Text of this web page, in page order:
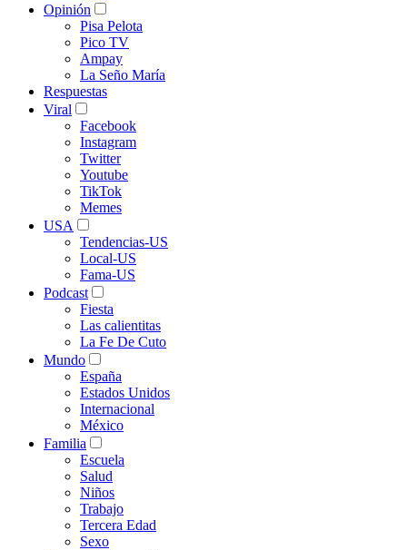
Opinión
Pisa Pelota
Pico TV
Ampay
La Seño María
Respuestas
Viral
Facebook
Instagram
Twitter
Youtube
TikTok
Memes
USA
Tendencias-US
Local-US
Fama-US
Podcast
Fiesta
Las calientitas
La Fe De Cuto
Mundo
España
Estados Unidos
Internacional
México
Familia
Escuela
Salud
Niños
Trabajo
Tercera Edad
Sexo